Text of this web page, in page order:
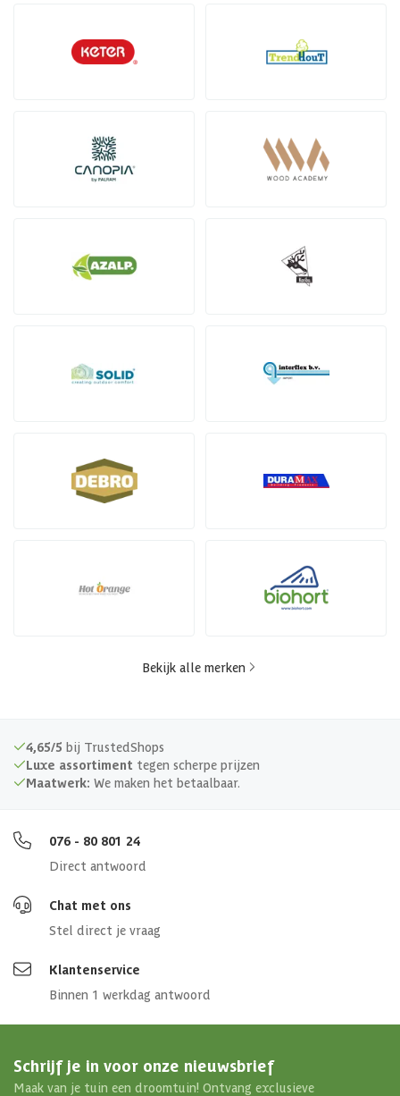
Bekijk alle merken
4,65/5 bij TrustedShops
Luxe assortiment tegen scherpe prijzen
Maatwerk: We maken het betaalbaar.
076 - 80 801 24
Direct antwoord
Chat met ons
Stel direct je vraag
Klantenservice
Binnen 1 werkdag antwoord
Schrijf je in voor onze nieuwsbrief
Maak van je tuin een droomtuin! Ontvang exclusieve